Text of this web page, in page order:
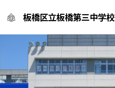
板橋区立板橋第三中学校